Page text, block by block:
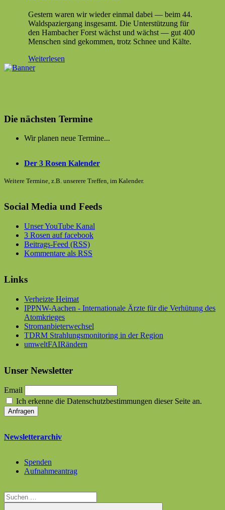
Gestern waren wir wieder ein­mal dabei — beim 44.
Waldspazier­gang ins­ge­samt. Die Unter­stützung für
den Ham­bach­er Forst wächst und wächst — gut 400
Men­schen sind gekom­men, trotz Schnee und Kälte.
Weiterlesen
Die nächsten Termine
Wir planen neue Termine...
Der 3 Rosen Kalender
Weitere Termine, z.B. unserere Treffen, im Kalender.
Social Media und Feeds
Unser YouTube Kanal
3 Rosen auf facebook
Beitrags-Feed (RSS)
Kommentare als RSS
Links
Verheizte Heimat
IPPNW-Aachen - Internationale Ärzte für die Verhütung des
Atomkrieges
Stromanbieterwechsel
TDRM Strahlungsmonitoring in der Region
umweltFAIRändern
Unser Newsletter
Email
Ich erkenne die Datenschutzbestimmungen dieser Seite an.
Newsletterarchiv
Spenden
Aufnahmeantrag
Suchen
nach: